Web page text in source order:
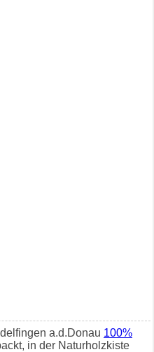
a.d.Donau 100%
in der Naturholzkiste